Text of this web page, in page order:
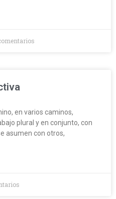
en varios caminos,
plural y en conjunto, con
asumen con otros,